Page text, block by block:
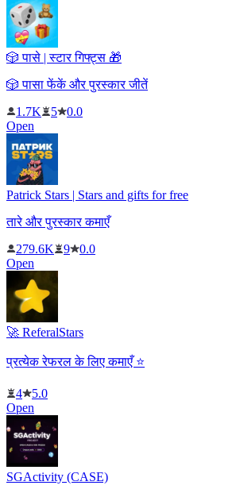
🎲 पासे | स्टार गिफ्ट्स 🎁
🎲 पासा फेंकें और पुरस्कार जीतें
1.7K
5
0.0
Open
Patrick Stars | Stars and gifts for free
तारे और पुरस्कार कमाएँ
279.6K
9
0.0
Open
🚀 ReferalStars
प्रत्येक रेफरल के लिए कमाएँ ⭐️
4
5.0
Open
SGActivity (CASE)